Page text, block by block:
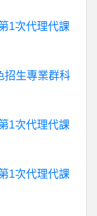
1次代理代課
招生專業群科
1次代理代課
1次代理代課